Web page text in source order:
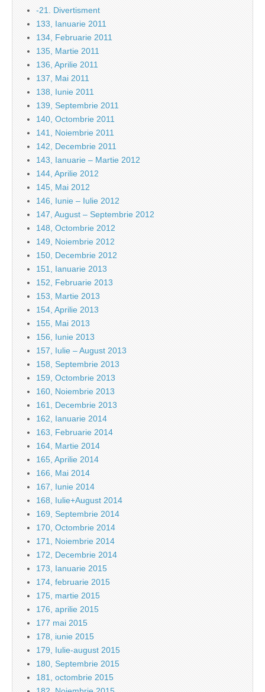
-21. Divertisment
133, Ianuarie 2011
134, Februarie 2011
135, Martie 2011
136, Aprilie 2011
137, Mai 2011
138, Iunie 2011
139, Septembrie 2011
140, Octombrie 2011
141, Noiembrie 2011
142, Decembrie 2011
143, Ianuarie – Martie 2012
144, Aprilie 2012
145, Mai 2012
146, Iunie – Iulie 2012
147, August – Septembrie 2012
148, Octombrie 2012
149, Noiembrie 2012
150, Decembrie 2012
151, Ianuarie 2013
152, Februarie 2013
153, Martie 2013
154, Aprilie 2013
155, Mai 2013
156, Iunie 2013
157, Iulie – August 2013
158, Septembrie 2013
159, Octombrie 2013
160, Noiembrie 2013
161, Decembrie 2013
162, Ianuarie 2014
163, Februarie 2014
164, Martie 2014
165, Aprilie 2014
166, Mai 2014
167, Iunie 2014
168, Iulie+August 2014
169, Septembrie 2014
170, Octombrie 2014
171, Noiembrie 2014
172, Decembrie 2014
173, Ianuarie 2015
174, februarie 2015
175, martie 2015
176, aprilie 2015
177 mai 2015
178, iunie 2015
179, Iulie-august 2015
180, Septembrie 2015
181, octombrie 2015